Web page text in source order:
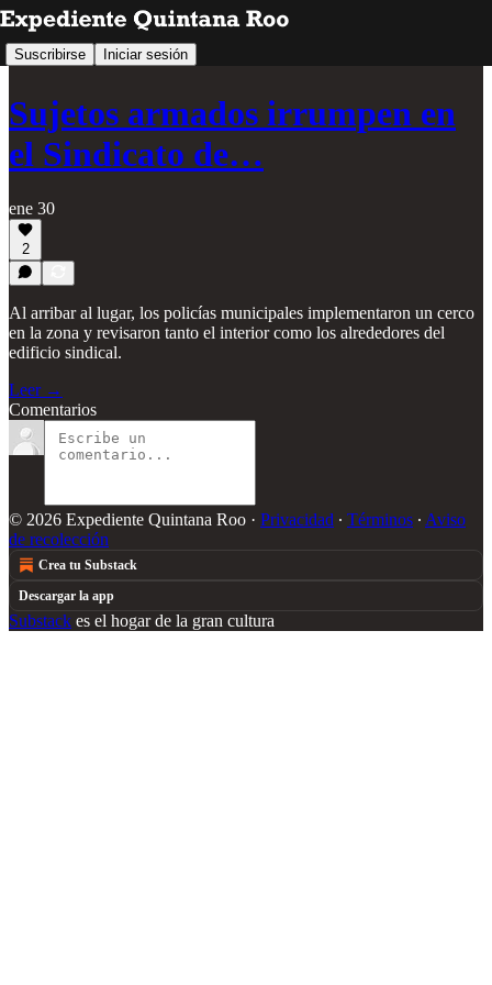
Suscribirse Iniciar sesión
Sujetos armados irrumpen en
el Sindicato de…
ene 30
2
Al arribar al lugar, los policías municipales implementaron un cerco
en la zona y revisaron tanto el interior como los alrededores del
edificio sindical.
Leer →
Comentarios
© 2026 Expediente Quintana Roo · Privacidad ∙ Términos ∙ Aviso
de recolección
Crea tu Substack
Descargar la app
Substack es el hogar de la gran cultura